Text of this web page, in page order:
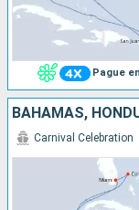
Pague
Carnival Celebration